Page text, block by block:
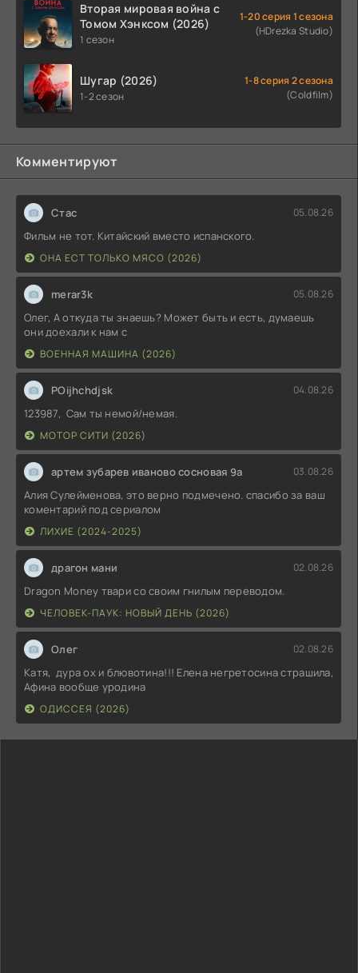
Вторая мировая война с
Томом Хэнксом (2026)
1 сезон
1-20 серия 1 сезона
(HDrezka Studio)
Шугар (2026)
1-2 сезон
1-8 серия 2 сезона
(Coldfilm)
Комментируют
Стас 05.08.26
Фильм не тот. Китайский вместо испанского.
ОНА ЕСТ ТОЛЬКО МЯСО (2026)
merar3k 05.08.26
Олег, А откуда ты знаешь? Может быть и есть, думаешь
они доехали к нам с
ВОЕННАЯ МАШИНА (2026)
POijhchdjsk 04.08.26
123987, Сам ты немой/немая.
МОТОР СИТИ (2026)
артем зубарев иваново сосновая 9а 03.08.26
Алия Сулейменова, это верно подмечено. спасибо за ваш
коментарий под сериалом
ЛИХИЕ (2024-2025)
драгон мани 02.08.26
Dragon Money твари со своим гнилым переводом.
ЧЕЛОВЕК-ПАУК: НОВЫЙ ДЕНЬ (2026)
Олег 02.08.26
Катя, дура ох и блювотина!!! Елена негретосина страшила,
Афина вообще уродина
ОДИССЕЯ (2026)